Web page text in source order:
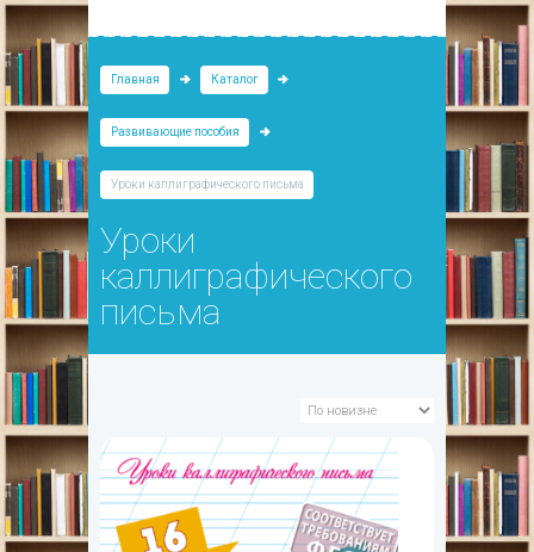
Главная Каталог
Развивающие пособия
Уроки каллиграфического письма
Уроки
каллиграфического
письма